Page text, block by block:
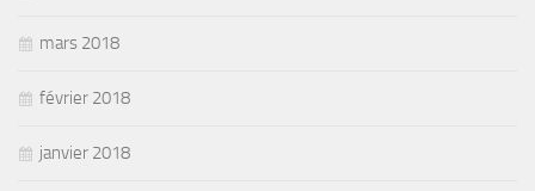
mars 2018
février 2018
janvier 2018